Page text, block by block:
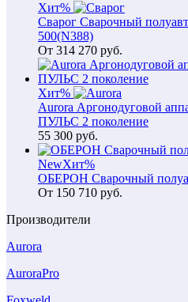
Хит%
Сварог Сварочный
500(N388)
От 314 270 руб.
Хит%
Aurora Аргонодуговой
ПУЛЬС 2 поколение
55 300 руб.
NewХит%
ОБЕРОН Сварочный
От 150 710 руб.
Производители
Aurora
AuroraPro